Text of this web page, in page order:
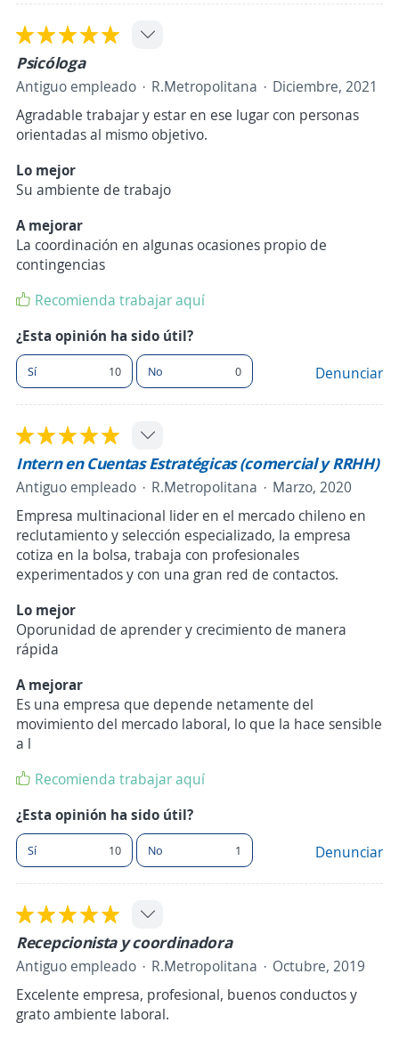
Psicóloga
Antiguo empleado R.Metropolitana
Diciembre, 2021
Agradable trabajar y estar en ese lugar con personas
orientadas al mismo objetivo.
Lo mejor
Su ambiente de trabajo
A mejorar
La coordinación en algunas ocasiones propio de
contingencias
Recomienda trabajar aquí
¿Esta opinión ha sido útil?
Sí 10 No 0 Denunciar
Intern en Cuentas Estratégicas (comercial y RRHH)
Antiguo empleado R.Metropolitana
Marzo, 2020
Empresa multinacional lider en el mercado chileno en
reclutamiento y selección especializado, la empresa
cotiza en la bolsa, trabaja con profesionales
experimentados y con una gran red de contactos.
Lo mejor
Oporunidad de aprender y crecimiento de manera
rápida
A mejorar
Es una empresa que depende netamente del
movimiento del mercado laboral, lo que la hace sensible
a l
Recomienda trabajar aquí
¿Esta opinión ha sido útil?
Sí 10 No 1 Denunciar
Recepcionista y coordinadora
Antiguo empleado R.Metropolitana
Octubre, 2019
Excelente empresa, profesional, buenos conductos y
grato ambiente laboral.